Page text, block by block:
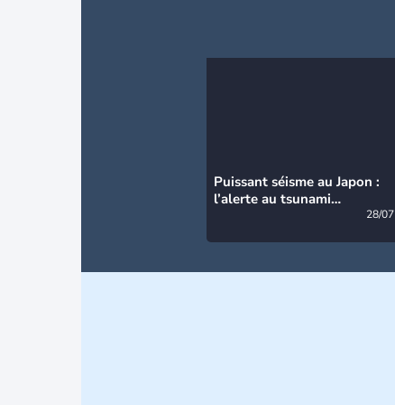
Puissant séisme au Japon :
l’alerte au tsunami
28/07